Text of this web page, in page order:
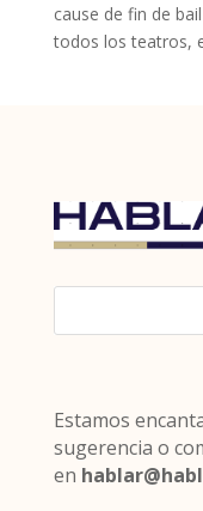
cause de fin de
todos los teatros,
Estamos
sugerencia o
en